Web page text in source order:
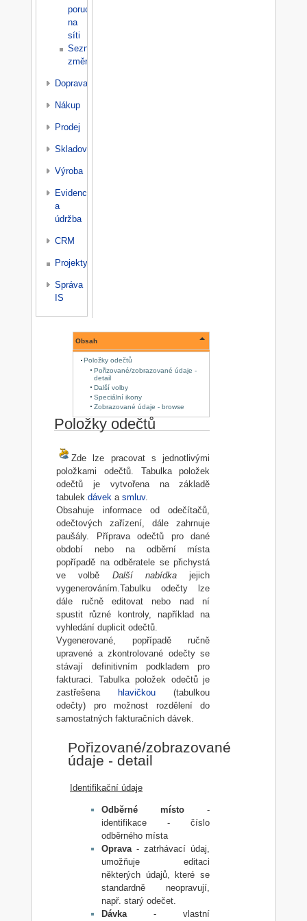
poruch
na
síti
Seznam
změn
Doprava
Nákup
Prodej
Skladování
Výroba
Evidence
a
údržba
CRM
Projekty
Správa
IS
Obsah
Položky odečtů
Pořizované/zobrazované údaje -
detail
Další volby
Speciální ikony
Zobrazované údaje - browse
Položky odečtů
Zde lze pracovat s jednotlivými
položkami odečtů. Tabulka položek
odečtů je vytvořena na základě
tabulekdávek asmluv.
Obsahuje informace od odečítačů,
odečtových zařízení, dále zahrnuje
paušály. Příprava odečtů pro dané
období nebo na odběrní místa
popřípadě na odběratele se přichystá
ve volbě Další nabídka jejich
vygenerováním.Tabulku odečty lze
dále ručně editovat nebo nad ní
spustit různé kontroly, například na
vyhledání duplicit odečtů.
Vygenerované, popřípadě ručně
upravené a zkontrolované odečty se
stávají definitivním podkladem pro
fakturaci. Tabulka položek odečtů je
zastřešenahlavičkou (tabulkou
odečty) pro možnost rozdělení do
samostatných fakturačních dávek.
Pořizované/zobrazované
údaje - detail
Identifikační údaje
Odběrné místo -
identifikace - číslo
odběrného místa
Oprava - zatrhávací údaj,
umožňuje editaci
některých údajů, které se
standardně neopravují,
např. starý odečet.
Dávka - vlastní